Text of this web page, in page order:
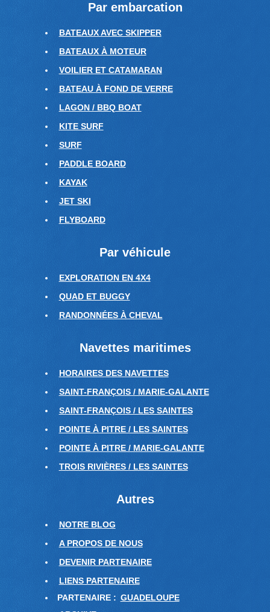
Par embarcation
BATEAUX AVEC SKIPPER
BATEAUX À MOTEUR
VOILIER ET CATAMARAN
BATEAU À FOND DE VERRE
LAGON / BBQ BOAT
KITE SURF
SURF
PADDLE BOARD
KAYAK
JET SKI
FLYBOARD
Par véhicule
EXPLORATION EN 4X4
QUAD ET BUGGY
RANDONNÉES À CHEVAL
Navettes maritimes
HORAIRES DES NAVETTES
SAINT-FRANÇOIS / MARIE-GALANTE
SAINT-FRANÇOIS / LES SAINTES
POINTE À PITRE / LES SAINTES
POINTE À PITRE / MARIE-GALANTE
TROIS RIVIÈRES / LES SAINTES
Autres
NOTRE BLOG
A PROPOS DE NOUS
DEVENIR PARTENAIRE
LIENS PARTENAIRE
PARTENAIRE : GUADELOUPE